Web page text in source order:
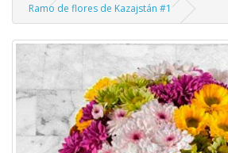
Ramo de flores de Kazajstán #1